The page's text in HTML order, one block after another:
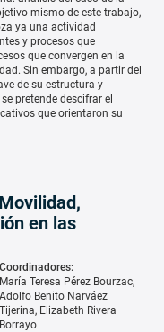
mismo de este trabajo,
ya una actividad
y procesos que
que convergen en la
Sin embargo, a partir del
de su estructura y
pretende descifrar el
que orientaron su
en las
Coordinadores:
María Teresa Pérez Bourzac
Adolfo Benito Narváez
Tijerina Elizabeth Rivera
Borrayo